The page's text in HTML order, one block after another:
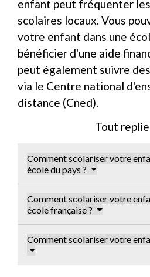
enfant peut fréquenter
scolaires locaux. Vous
votre enfant dans une
bénéficier d'une aide
peut également suivre
via le Centre national
distance (Cned).
Tout
Comment scolariser votre
école du pays ?
Comment scolariser votre
école française ?
Comment scolariser votre